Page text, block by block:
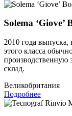
Solema ‘Giove’
2010 года
этого класса
производственную
склад.
Великобритания
Подробнее